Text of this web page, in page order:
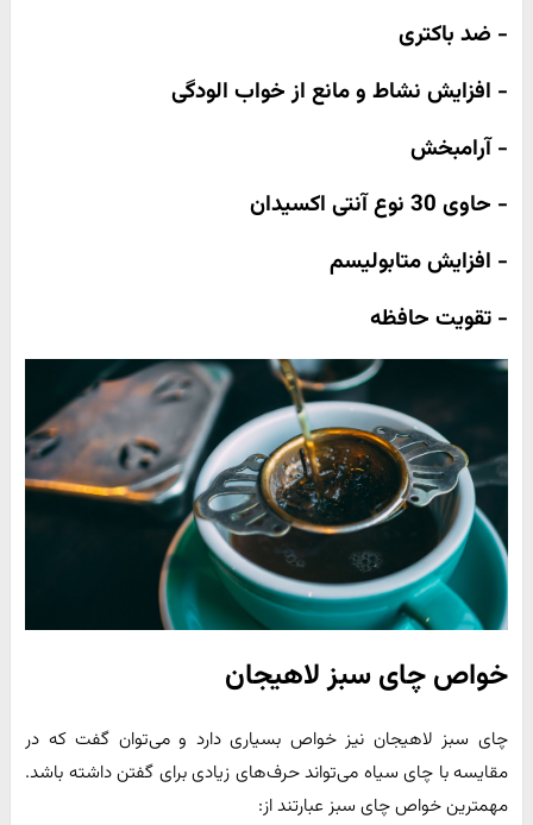
- ضد باکتری
- افزایش نشاط و مانع از خواب الودگی
- آرامبخش
- حاوی 30 نوع آنتی اکسیدان
- افزایش متابولیسم
- تقویت حافظه
خواص چای سبز لاهیجان
چای سبز لاهیجان نیز خواص بسیاری دارد و می‌توان گفت که در
مقایسه با چای سیاه می‌تواند حرف‌های زیادی برای گفتن داشته باشد.
مهمترین خواص چای سبز عبارتند از: